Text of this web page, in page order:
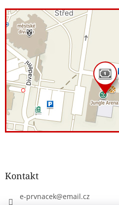
Kontakt
e-prvnacek@email.cz